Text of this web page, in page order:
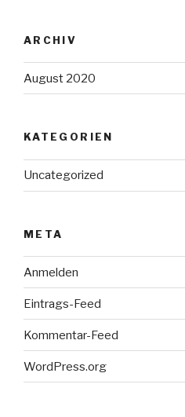
ARCHIV
August 2020
KATEGORIEN
Uncategorized
META
Anmelden
Eintrags-Feed
Kommentar-Feed
WordPress.org